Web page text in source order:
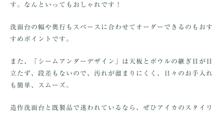
す。なんといってもおしゃれです！
洗面台の幅や奥行もスペースに合わせてオーダーできるのもおす
すめポイントです。
また、「シームアンダーデザイン」は天板とボウルの継ぎ目が目
立たず、段差もないので、汚れが溜まりにくく、日々のお手入れ
も簡単、スムーズ。
造作洗面台と既製品で迷われているなら、ぜひアイカのスタイリ